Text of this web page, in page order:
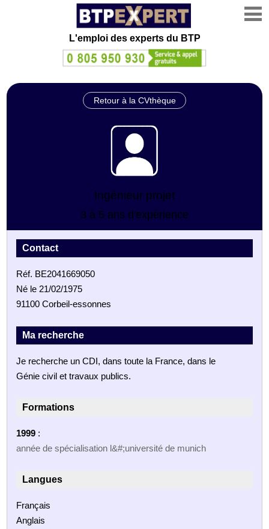
L'emploi des experts du BTP
Retour à la CVthèque
Ingénieur projet
3 à 5 ans d'expérience
Contact
Réf. BE2041669050
Né le 21/02/1975
91100 Corbeil-essonnes
Ma recherche
Je recherche un CDI, dans toute la France, dans le
Génie civil et travaux publics.
Formations
1999 :
année de spécialisation l&#;université de munich
Langues
Français
Anglais